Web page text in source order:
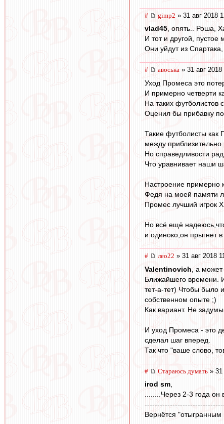
# gimp2 » 31 авг 2018
vlad45, опять.. Роша,
И тот и другой, пустое
Они уйдут из
# авоська » 31 авг 2018
Уход Промеса это
И примерно четверти
На таких футболистов
Оценил бы прибавку
Такие футболисты как
между
Но справедливости
Что уравнивает наши
Настроение примерно
Федя на моей памяти
Промес лучший игрок
Но всё ещё
и одиноко,он прыгнет
# лео22 » 31 авг 2018
Valentinovich , а
Ближайшего времени.
тет-а-тет) Чтобы было
собственном опыте ;)
Как вариант. Не
И уход Промеса - это
сделал шаг вперед.
Так что "ваше слово,
# Стараюсь думать » 31
irod sm,
........Через 2-3 года он
Вернётся